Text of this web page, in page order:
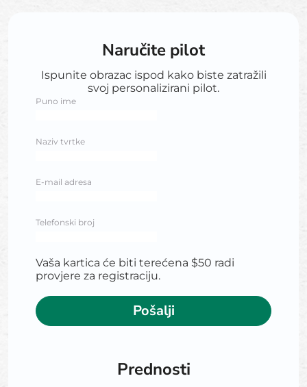
Naručite pilot
Ispunite obrazac ispod kako biste zatražili
svoj personalizirani pilot.
Puno ime
Naziv tvrtke
E-mail adresa
Telefonski broj
Vaša kartica će biti terećena $50 radi
provjere za registraciju.
Pošalji
Prednosti